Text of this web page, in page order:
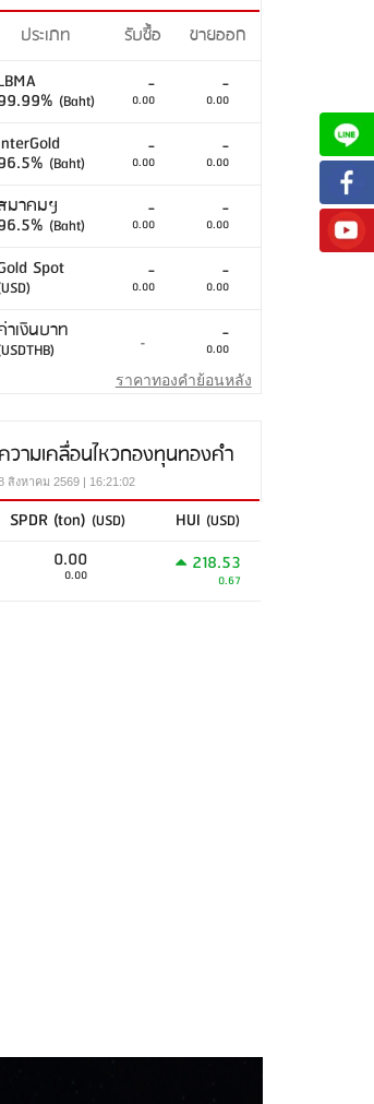
ประเภท รับซื้อ
ขายออก
(Baht)
-
0.00
-
0.00
(Baht)
-
0.00
-
0.00
มาคมฯ
(Baht)
-
0.00
-
0.00
Spot -
0.00
-
0.00
าเงินบาท - -
0.00
ราคาทองคำย้อนหลัง
ความเคลื่อนไหวกองทุนทองคำ
สิงหาคม 2569 | 16:21:02
SPDR (ton) (USD) HUI (USD)
0.00
0.00 218.53
0.67